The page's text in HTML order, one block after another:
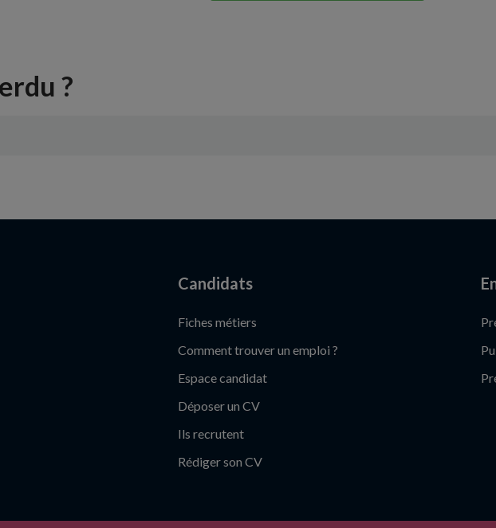
?
Candidats
Fiches métiers
Comment trouver un emploi ?
Espace candidat
Déposer un CV
Ils recrutent
Rédiger son CV